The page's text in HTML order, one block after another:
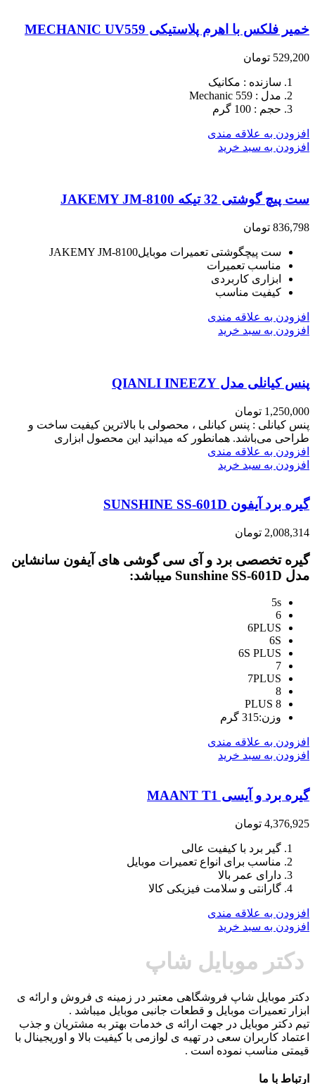
خمیر فلکس با اهرم پلاستیکی MECHANIC UV559
529,200 تومان
سازنده : مکانیک
مدل : Mechanic 559
حجم : 100 گرم
افزودن به علاقه مندی
افزودن به سبد خرید
ست پیچ گوشتی 32 تیکه JAKEMY JM-8100
836,798 تومان
ست پیچگوشتی تعمیرات موبایلJAKEMY JM-8100
مناسب تعمیرات
ابزاری کاربردی
کیفیت مناسب
افزودن به علاقه مندی
افزودن به سبد خرید
پنس کیانلی مدل QIANLI INEEZY
1,250,000 تومان
پنس کیانلی : پنس کیانلی ، محصولی با بالاترین کیفیت ساخت و
طراحی می‌باشد. همانطور که میدانید این محصول ابزاری
افزودن به علاقه مندی
افزودن به سبد خرید
گیره برد آیفون SUNSHINE SS-601D
2,008,314 تومان
گیره تخصصی برد و آی سی گوشی های آیفون سانشاین
مدل Sunshine SS-601D میباشد:
5s
6
6PLUS
6S
6S PLUS
7
7PLUS
8
8 PLUS
وزن:315 گرم
افزودن به علاقه مندی
افزودن به سبد خرید
گیره برد و آیسی MAANT T1
4,376,925 تومان
گیر برد با کیفیت عالی
مناسب برای انواع تعمیرات موبایل
دارای عمر بالا
گارانتی و سلامت فیزیکی کالا
افزودن به علاقه مندی
افزودن به سبد خرید
دکتر موبایل شاپ
دکتر موبایل شاپ فروشگاهی معتبر در زمینه ی فروش و ارائه ی
ابزار تعمیرات موبایل و قطعات جانبی موبایل میباشد .
تیم دکتر موبایل در جهت ارائه ی خدمات بهتر به مشتریان و جذب
اعتماد کاربران سعی در تهیه ی لوازمی با کیفیت بالا و اوریجینال با
قیمتی مناسب نموده است .
ارتباط با ما